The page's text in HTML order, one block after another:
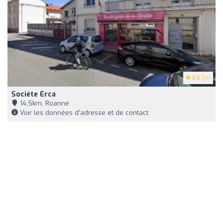
3.6 (14)
Sociéte Erca
14,5km, Roanne
Voir les données d'adresse et de contact